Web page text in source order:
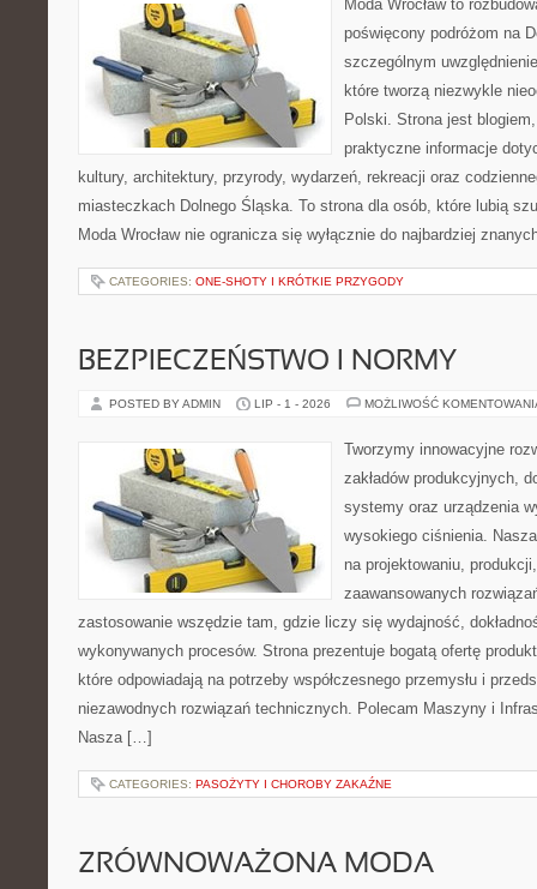
Moda Wrocław to
poświęcony podróżom na
szczególnym
które tworzą niezwykle
Polski. Strona jest
praktyczne informacje
kultury, architektury, przyrody, wydarzeń, rekreacji oraz
miasteczkach Dolnego Śląska. To strona dla osób, które lubią
Moda Wrocław nie ogranicza się wyłącznie do najbardziej
CATEGORIES: ONE-SHOTY I KRÓTKIE PRZYGODY
BEZPIECZEŃSTWO I NORMY
POSTED BY ADMIN LIP - 1 - 2026 MOŻLIWOŚĆ
Tworzymy innowacyjne
zakładów produkcyjnych,
systemy oraz urządzenia
wysokiego ciśnienia.
na projektowaniu,
zaawansowanych
zastosowanie wszędzie tam, gdzie liczy się wydajność,
wykonywanych procesów. Strona prezentuje bogatą ofertę
które odpowiadają na potrzeby współczesnego przemysłu i
niezawodnych rozwiązań technicznych. Polecam Maszyny i
Nasza […]
CATEGORIES: PASOŻYTY I CHOROBY ZAKAŹNE
ZRÓWNOWAŻONA MODA